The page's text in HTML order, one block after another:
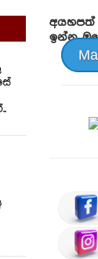
අයහපත්
ඉන්න